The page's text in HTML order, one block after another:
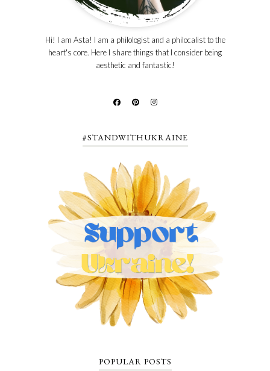
Hi! I am Asta! I am a philologist and a philocalist to the
heart's core. Here I share things that I consider being
aesthetic and fantastic!
#STANDWITHUKRAINE
POPULAR POSTS